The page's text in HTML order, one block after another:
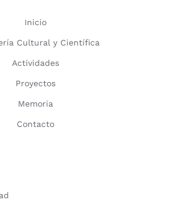
Inicio
Cultural y Científica
Actividades
Proyectos
Memoria
Contacto